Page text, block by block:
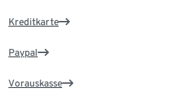
Kreditkarte
Paypal
Vorauskasse